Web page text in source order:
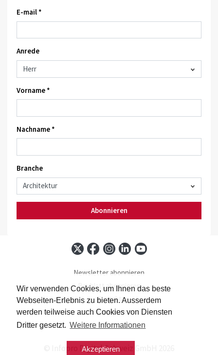
Wir verwenden Cookies, um Ihnen das beste
Webseiten-Erlebnis zu bieten. Ausserdem
werden teilweise auch Cookies von Diensten
Dritter gesetzt. Weitere Informationen
Akzeptieren
E-mail *
Anrede
Vorname *
Nachname *
Branche
Abonnieren
Newsletter abonnieren
Baublatt abonnieren
Kontakt
Impressum
Datenschutz
© Infopro Digital Schweiz GmbH 2026